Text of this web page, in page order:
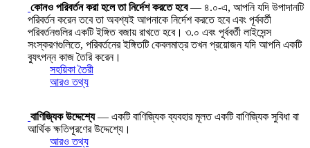
কোনও পরিবর্তন করা হলে তা নির্দেশ করতে হবে— ৪.০-এ, আপনি যদি উপাদানটি
পরিবর্তন করেন তবে তা অবশ্যই আপনাকে নির্দেশ করতে হবে এবং পূর্ববর্তী
পরিবর্তনগুলির একটি ইঙ্গিত বজায় রাখতে হবে। ৩.০ এবং পূর্ববর্তী লাইসেন্স
সংস্করণগুলিতে, পরিবর্তনের ইঙ্গিতটি কেবলমাত্র তখন প্রয়োজন যদি আপনি একটি
ব্যুৎপন্ন কাজ তৈরি করেন।
সহয়িকা তৈরী
আরও তথ্য
বাণিজ্যিক উদ্দেশ্যে— একটি বাণিজ্যিক ব্যবহার মূলত একটি বাণিজ্যিক সুবিধা বা
আর্থিক ক্ষতিপূরণের উদ্দেশ্যে।
আরও তথ্য